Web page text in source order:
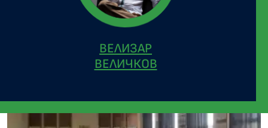
ВЕЛИЗАР
ВЕЛИЧКОВ